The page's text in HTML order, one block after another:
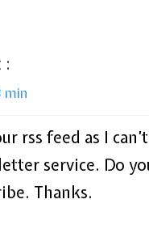
:
min
rss feed as I
service. Do
Thanks.